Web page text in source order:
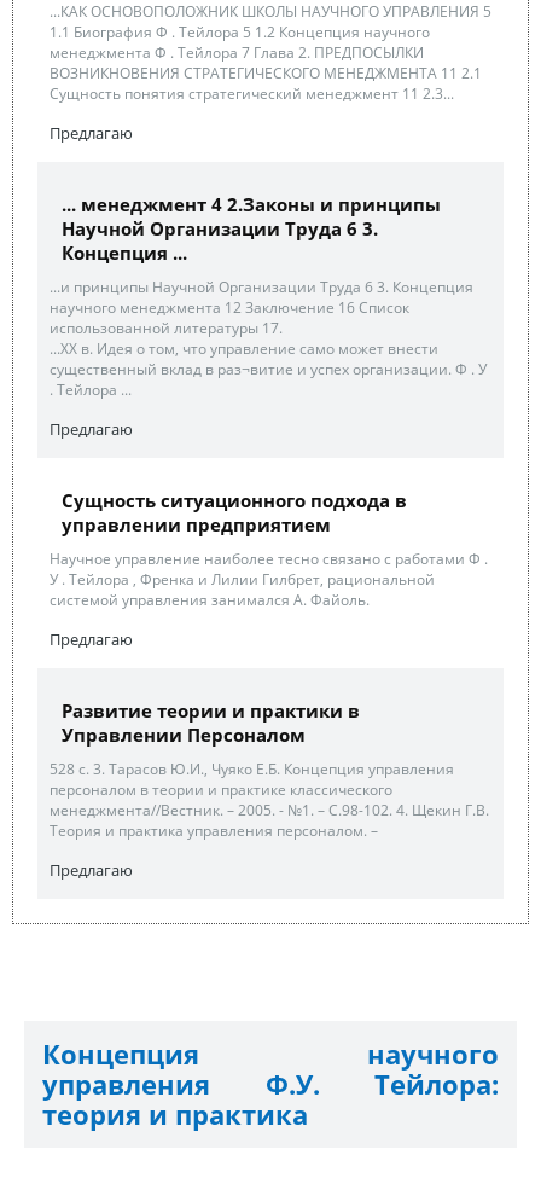
...КАК ОСНОВОПОЛОЖНИК ШКОЛЫ НАУЧНОГО УПРАВЛЕНИЯ 5
1.1 Биография Ф . Тейлора 5 1.2 Концепция научного
менеджмента Ф . Тейлора 7 Глава 2. ПРЕДПОСЫЛКИ
ВОЗНИКНОВЕНИЯ СТРАТЕГИЧЕСКОГО МЕНЕДЖМЕНТА 11 2.1
Сущность понятия стратегический менеджмент 11 2.3...
Предлагаю
... менеджмент 4 2.Законы и принципы
Научной Организации Труда 6 3.
Концепция ...
...и принципы Научной Организации Труда 6 3. Концепция
научного менеджмента 12 Заключение 16 Список
использованной литературы 17.
...XX в. Идея о том, что управление само может внести
существенный вклад в раз¬витие и успех организации. Ф . У
. Тейлора ...
Предлагаю
Сущность ситуационного подхода в
управлении предприятием
Научное управление наиболее тесно связано с работами Ф .
У . Тейлора , Френка и Лилии Гилбрет, рациональной
системой управления занимался А. Файоль.
Предлагаю
Развитие теории и практики в
Управлении Персоналом
528 с. 3. Тарасов Ю.И., Чуяко Е.Б. Концепция управления
персоналом в теории и практике классического
менеджмента//Вестник. – 2005. - №1. – С.98-102. 4. Щекин Г.В.
Теория и практика управления персоналом. –
Предлагаю
Концепция научного
управления Ф.У. Тейлора:
теория и практика